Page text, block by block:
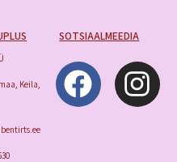
Keila,
SOTSIAALMEEDIA